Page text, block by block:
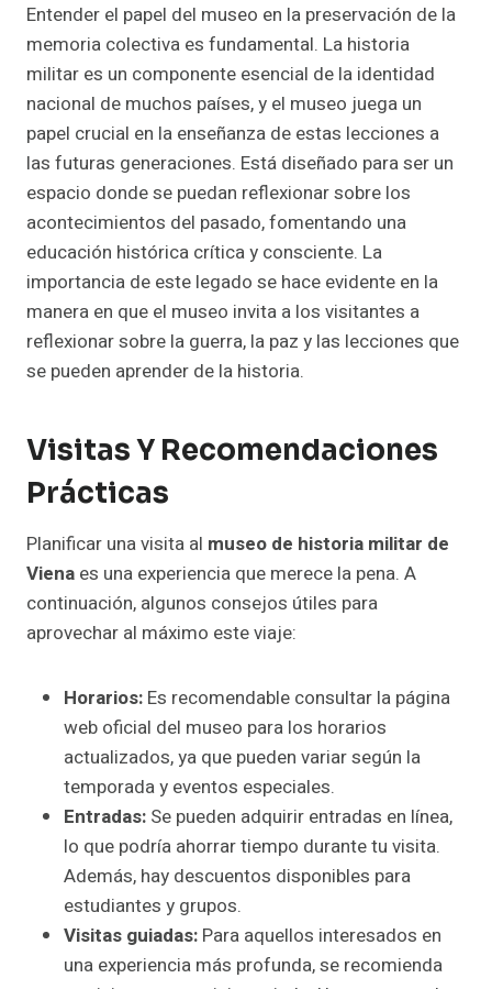
Entender el papel del museo en la preservación de la
memoria colectiva es fundamental. La historia
militar es un componente esencial de la identidad
nacional de muchos países, y el museo juega un
papel crucial en la enseñanza de estas lecciones a
las futuras generaciones. Está diseñado para ser un
espacio donde se puedan reflexionar sobre los
acontecimientos del pasado, fomentando una
educación histórica crítica y consciente. La
importancia de este legado se hace evidente en la
manera en que el museo invita a los visitantes a
reflexionar sobre la guerra, la paz y las lecciones que
se pueden aprender de la historia.
Visitas Y Recomendaciones
Prácticas
Planificar una visita al museo de historia militar de
Viena es una experiencia que merece la pena. A
continuación, algunos consejos útiles para
aprovechar al máximo este viaje:
Horarios: Es recomendable consultar la página
web oficial del museo para los horarios
actualizados, ya que pueden variar según la
temporada y eventos especiales.
Entradas: Se pueden adquirir entradas en línea,
lo que podría ahorrar tiempo durante tu visita.
Además, hay descuentos disponibles para
estudiantes y grupos.
Visitas guiadas: Para aquellos interesados en
una experiencia más profunda, se recomienda